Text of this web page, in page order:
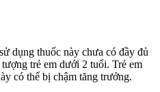
dụng thuốc này chưa có đầy đủ
trẻ em dưới 2 tuổi. Trẻ em
có thể bị chậm tăng trưởng.